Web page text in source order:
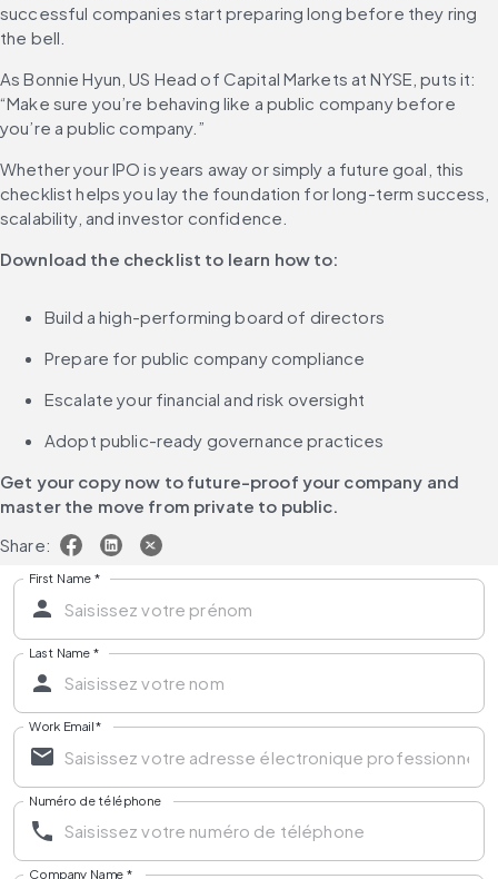
successful companies start preparing long before they ring
the bell.
As Bonnie Hyun, US Head of Capital Markets at NYSE, puts it:
“Make sure you’re behaving like a public company before
you’re a public company.”
Whether your IPO is years away or simply a future goal, this
checklist helps you lay the foundation for long-term success,
scalability, and investor confidence.
Download the checklist to learn how to:
Build a high-performing board of directors
Prepare for public company compliance
Escalate your financial and risk oversight
Adopt public-ready governance practices
Get your copy now to future-proof your company and
master the move from private to public.
Share:
First Name *
Last Name *
Work Email*
Numéro de téléphone
Company Name *